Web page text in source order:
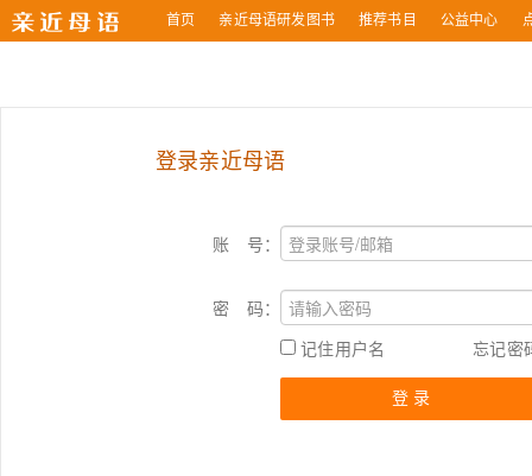
首页 亲近母语研发图书 推荐书目 公益中心
登录亲近母语
账 号：
密 码：
记住用户名 忘记密
登 录